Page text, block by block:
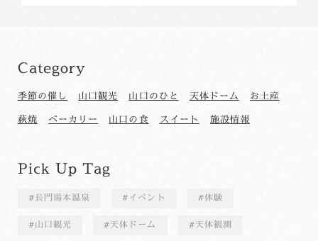
Category
季節の催し 山口観光 山口のひと 天体ドーム
お土産
萩焼
ベーカリー 山口の食 スイート 施設情報
Pick Up Tag
長門湯本温泉 イベント 体験
山口観光 天体ドーム 天体観測